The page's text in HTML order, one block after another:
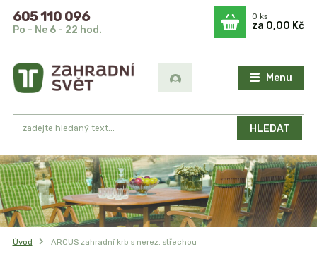
Menu
HLEDAT
605 110 096
Po - Ne 6 - 22 hod.
0ks
za 0,00 Kč
Úvod ARCUS zahradní krb s nerez. střechou